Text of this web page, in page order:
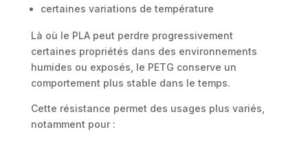
certaines variations de température
Là où le PLA peut perdre progressivement
certaines propriétés dans des environnements
humides ou exposés, le PETG conserve un
comportement plus stable dans le temps.
Cette résistance permet des usages plus variés,
notamment pour :